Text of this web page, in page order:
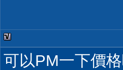
可以PM一下價